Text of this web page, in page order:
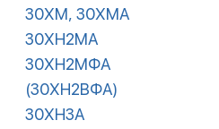
30ХМ, 30ХМА
30ХН2МА
30ХН2МФА
(30ХН2ВФА)
30ХН3А